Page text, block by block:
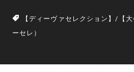
【ディーヴァセレクション】/ 【
ーセレ）